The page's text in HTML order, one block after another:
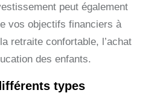
peut également
vos objectifs financiers à
retraite confortable, l’achat
des enfants.
types